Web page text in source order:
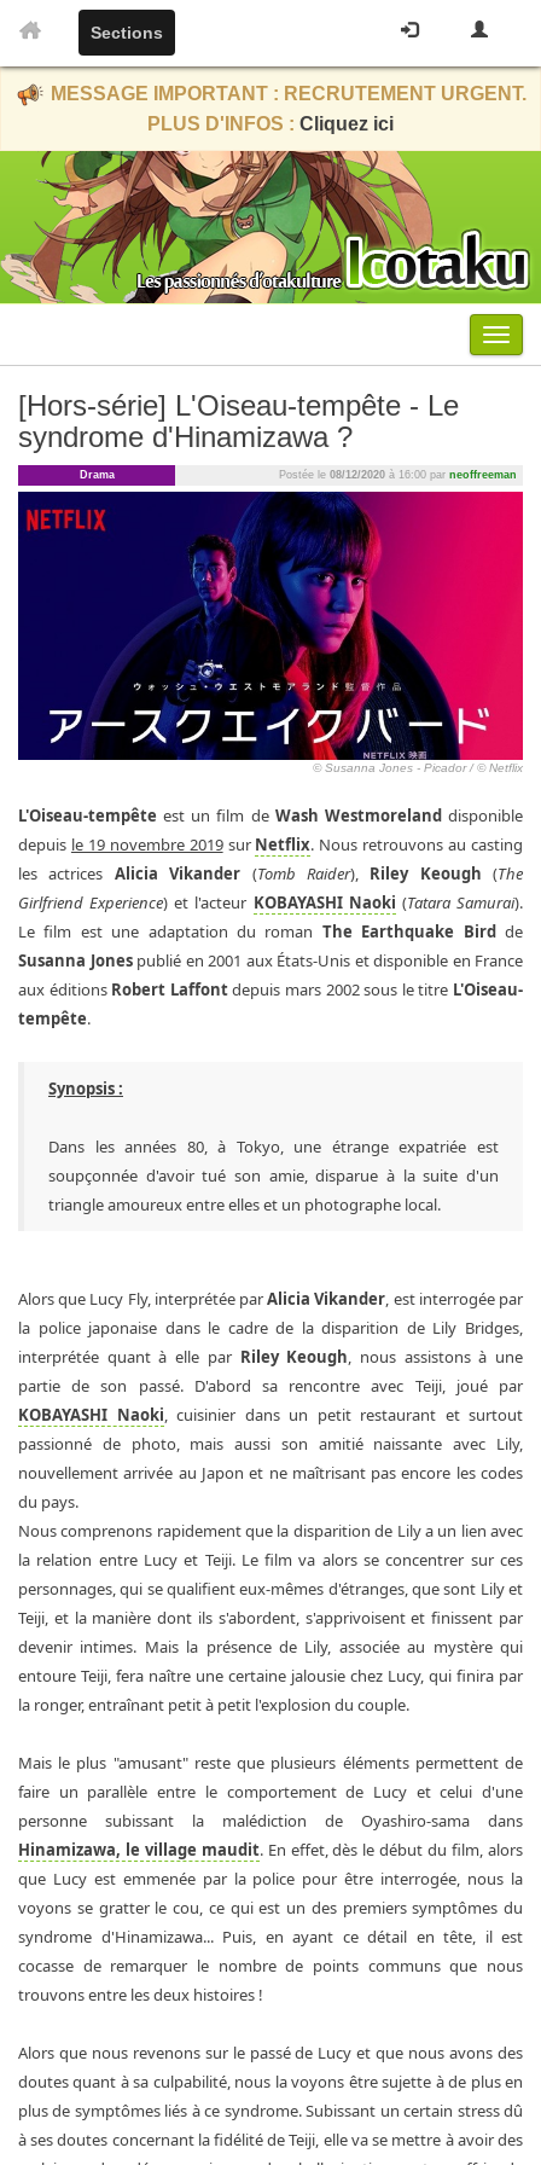
Sections
MESSAGE IMPORTANT : RECRUTEMENT URGENT.
PLUS D'INFOS : Cliquez ici
Menu
[Hors-série] L'Oiseau-tempête - Le
syndrome d'Hinamizawa ?
Drama Postée le 08/12/2020 à 16:00 par neoffreeman
© Susanna Jones - Picador / © Netflix
L'Oiseau-tempête est un film de Wash Westmorelanddisponible
depuis le 19 novembre 2019sur Netflix. Nous retrouvons au casting
les actrices Alicia Vikander (Tomb Raider), Riley Keough (The
Girlfriend Experience) et l'acteur KOBAYASHI Naoki (Tatara Samurai).
Le film est une adaptation du roman The Earthquake Birdde
Susanna Jonespublié en 2001 aux États-Unis et disponible en France
aux éditions Robert Laffontdepuis mars 2002 sous le titre L'Oiseau-
tempête.
Synopsis :
Dans les années 80, à Tokyo, une étrange expatriée est
soupçonnée d'avoir tué son amie, disparue à la suite d'un
triangle amoureux entre elles et un photographe local.
Alors que Lucy Fly, interprétée parAlicia Vikander, est interrogée par
la police japonaise dans le cadre de la disparition de Lily Bridges,
interprétée quant à elle par Riley Keough, nous assistons à une
partie de son passé. D'abord sa rencontre avec Teiji, joué par
KOBAYASHI Naoki, cuisinier dans un petit restaurant et surtout
passionné de photo, mais aussi son amitié naissante avec Lily,
nouvellement arrivée au Japon et ne maîtrisant pas encore les codes
du pays.
Nous comprenons rapidement que la disparition de Lily a un lien avec
la relation entre Lucy et Teiji. Le film va alors se concentrer sur ces
personnages, qui se qualifient eux-mêmes d'étranges, que sont Lily et
Teiji, et la manière dont ils s'abordent, s'apprivoisent et finissent par
devenir intimes. Mais la présence de Lily, associée au mystère qui
entoure Teiji, fera naître une certaine jalousie chez Lucy, qui finira par
la ronger, entraînant petit à petit l'explosion du couple.
Mais le plus "amusant" reste que plusieurs éléments permettent de
faire un parallèle entre le comportement de Lucy et celui d'une
personne subissant la malédiction de Oyashiro-sama dans
Hinamizawa, le village maudit. En effet, dès le début du film, alors
que Lucy est emmenée par la police pour être interrogée, nous la
voyons se gratter le cou, ce qui est un des premiers symptômes du
syndrome d'Hinamizawa... Puis, en ayant ce détail en tête, il est
cocasse de remarquer le nombre de points communs que nous
trouvons entre les deux histoires !
Alors que nous revenons sur le passé de Lucy et que nous avons des
doutes quant à sa culpabilité, nous la voyons être sujette à de plus en
plus de symptômes liés à ce syndrome. Subissant un certain stress dû
à ses doutes concernant la fidélité de Teiji, elle va se mettre à avoir des